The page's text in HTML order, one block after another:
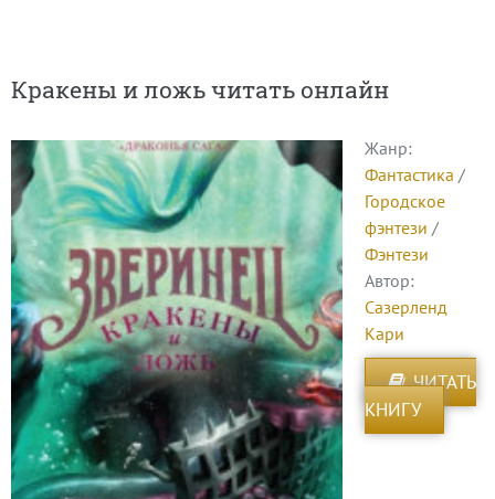
Кракены и ложь читать онлайн
Жанр:
Фантастика /
Городское
фэнтези /
Фэнтези
Автор:
Сазерленд
Кари
ЧИТАТЬ
КНИГУ